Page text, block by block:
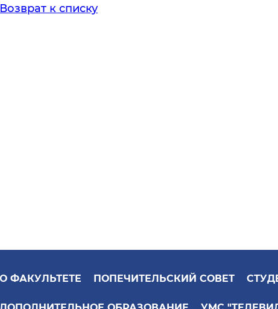
Возврат к списку
О ФАКУЛЬТЕТЕ ПОПЕЧИТЕЛЬСКИЙ СОВЕТ